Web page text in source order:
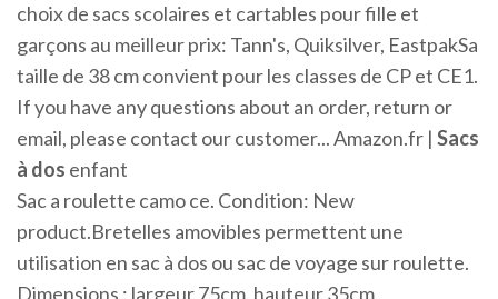
choix de sacs scolaires et cartables pour fille et
garçons au meilleur prix: Tann's, Quiksilver, EastpakSa
taille de 38 cm convient pour les classes de CP et CE1.
If you have any questions about an order, return or
email, please contact our customer... Amazon.fr | Sacs
à dos enfant
Sac a roulette camo ce. Condition: New
product.Bretelles amovibles permettent une
utilisation en sac à dos ou sac de voyage sur roulette.
Dimensions : largeur 75cm, hauteur 35cm,